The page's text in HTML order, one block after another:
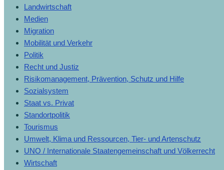
Landwirtschaft
Medien
Migration
Mobilität und Verkehr
Politik
Recht und Justiz
Risikomanagement, Prävention, Schutz und Hilfe
Sozialsystem
Staat vs. Privat
Standortpolitik
Tourismus
Umwelt, Klima und Ressourcen, Tier- und Artenschutz
UNO / Internationale Staatengemeinschaft und Völkerrecht
Wirtschaft